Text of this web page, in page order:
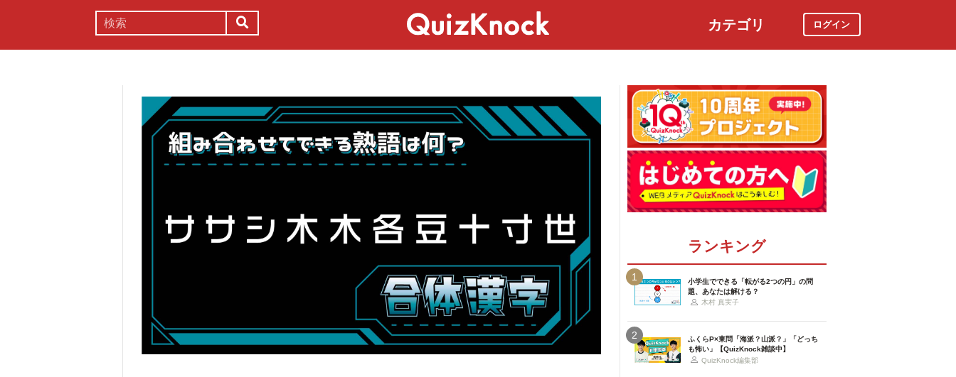
カテゴリ ログイン
ランキング
1
小学生でできる「転がる2つの円」の問
題、あなたは解ける？
木村 真実子
2
ふくらP×東問「海派？山派？」「どっち
も怖い」【QuizKnock雑談中】
QuizKnock編集部